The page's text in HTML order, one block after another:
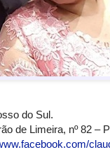
do Sul.
de Limeira, nº 82 –